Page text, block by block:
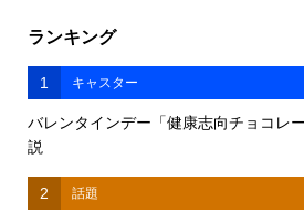
ランキング
1 キャスター
バレンタインデー「健康志向チョコレ
説
2 話題